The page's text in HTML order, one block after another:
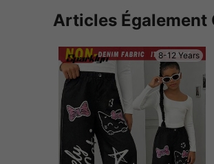
Articles Également
8-12 Years